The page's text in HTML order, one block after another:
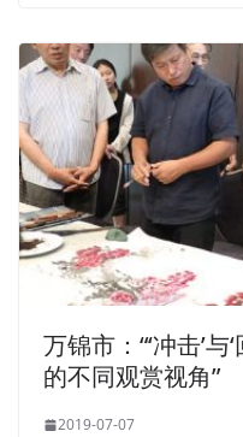
万锦市：“‘冲击’
的不同观赏视角”
2019-07-07